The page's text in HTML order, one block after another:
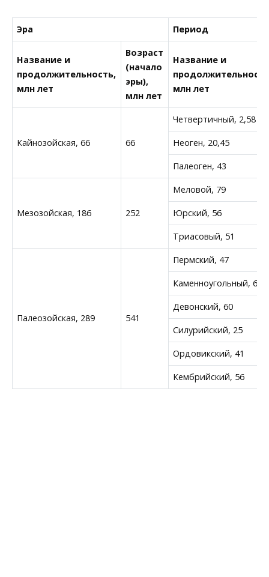
Эра Период
Название и
продолжительность,
млн лет
Возраст
(начало
эры),
млн лет
Название и
млн лет
Кайнозойская, 66 66
Четвертичный, 2,58
Неоген, 20,45
Палеоген, 43
Мезозойская, 186 252
Меловой, 79
Юрский, 56
Триасовый, 51
Палеозойская, 289 541
Пермский, 47
Каменноугольный, 60
Девонский, 60
Силурийский, 25
Ордовикский, 41
Кембрийский, 56